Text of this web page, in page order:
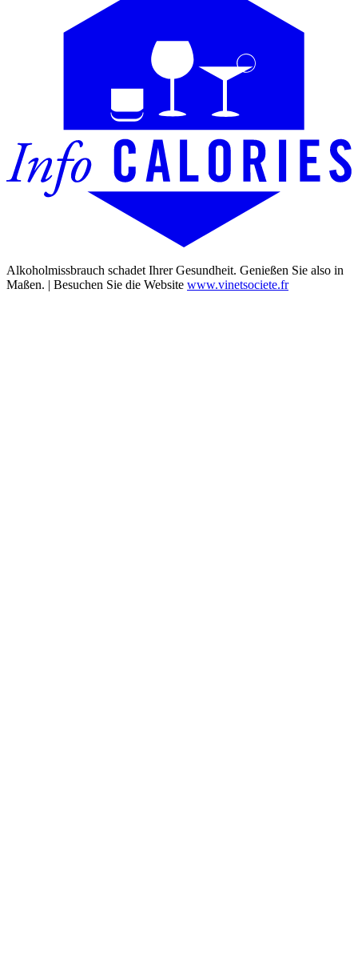
Alkoholmissbrauch schadet Ihrer Gesundheit. Genießen Sie also in
Maßen. | Besuchen Sie die Website www.vinetsociete.fr